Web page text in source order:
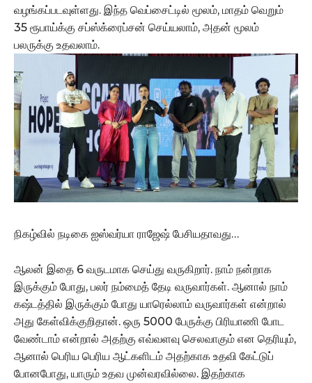
வழங்கப்படவுள்ளது. இந்த வெப்சைட்டில் மூலம், மாதம் வெறும்
35 ரூபாய்க்கு சப்ஸ்க்ரைப்சன் செய்யலாம், அதன் மூலம்
பலருக்கு உதவலாம்.
நிகழ்வில் நடிகை ஐஸ்வர்யா ராஜேஷ் பேசியதாவது…
ஆலன் இதை 6 வருடமாக செய்து வருகிறார். நாம் நன்றாக
இருக்கும் போது, பலர் நம்மைத் தேடி வருவார்கள். ஆனால் நாம்
கஷ்டத்தில் இருக்கும் போது யாரெல்லாம் வருவார்கள் என்றால்
அது கேள்விக்குறிதான். ஒரு 5000 பேருக்கு பிரியாணி போட
வேண்டாம் என்றால் அதற்கு எவ்வளவு செலவாகும் என தெரியும்,
ஆனால் பெரிய பெரிய ஆட்களிடம் அதற்காக உதவி கேட்டுப்
போனபோது, யாரும் உதவ முன்வரவில்லை. இதற்காக